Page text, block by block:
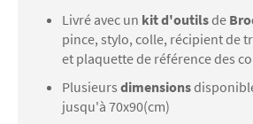
Livré avec un kit d'outilsde
pince, stylo, colle, récipient de
et plaquette de référence des
Plusieurs dimensions
jusqu'à 70x90(cm)